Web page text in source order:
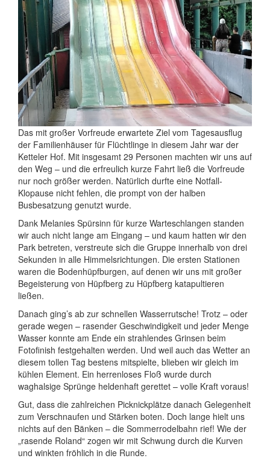
Das mit großer Vorfreude erwartete Ziel vom Tagesausflug
der Familienhäuser für Flüchtlinge in diesem Jahr war der
Ketteler Hof. Mit insgesamt 29 Personen machten wir uns auf
den Weg – und die erfreulich kurze Fahrt ließ die Vorfreude
nur noch größer werden. Natürlich durfte eine Notfall-
Klopause nicht fehlen, die prompt von der halben
Busbesatzung genutzt wurde.
Dank Melanies Spürsinn für kurze Warteschlangen standen
wir auch nicht lange am Eingang – und kaum hatten wir den
Park betreten, verstreute sich die Gruppe innerhalb von drei
Sekunden in alle Himmelsrichtungen. Die ersten Stationen
waren die Bodenhüpfburgen, auf denen wir uns mit großer
Begeisterung von Hüpfberg zu Hüpfberg katapultieren
ließen.
Danach ging’s ab zur schnellen Wasserrutsche! Trotz – oder
gerade wegen – rasender Geschwindigkeit und jeder Menge
Wasser konnte am Ende ein strahlendes Grinsen beim
Fotofinish festgehalten werden. Und weil auch das Wetter an
diesem tollen Tag bestens mitspielte, blieben wir gleich im
kühlen Element. Ein herrenloses Floß wurde durch
waghalsige Sprünge heldenhaft gerettet – volle Kraft voraus!
Gut, dass die zahlreichen Picknickplätze danach Gelegenheit
zum Verschnaufen und Stärken boten. Doch lange hielt uns
nichts auf den Bänken – die Sommerrodelbahn rief! Wie der
„rasende Roland“ zogen wir mit Schwung durch die Kurven
und winkten fröhlich in die Runde.